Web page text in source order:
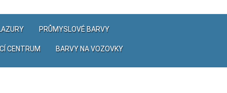
PRŮMYSLOVÉ BARVY
CENTRUM BARVY NA VOZOVKY